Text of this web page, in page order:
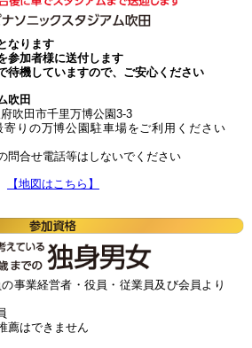
なります
参加者様に送付します
待機していますので、ご安心ください
吹田
吹田市千里万博公園3-3
りの万博公園駐車場をご利用ください
問合せ電話等はしないでください
【地図はこちら】
事業経営者・役員・従業員及び会員より
薦はできません